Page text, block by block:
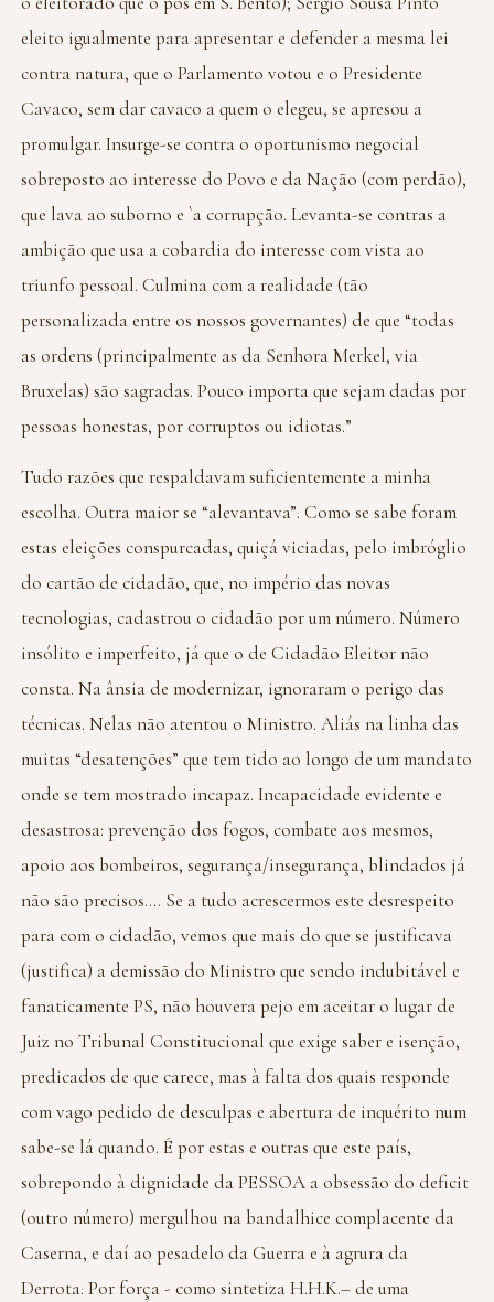
eleito igualmente para apresentar e defender a mesma lei
contra natura, que o Parlamento votou e o Presidente
Cavaco, sem dar cavaco a quem o elegeu, se apresou a
promulgar. Insurge-se contra o oportunismo negocial
sobreposto ao interesse do Povo e da Nação (com perdão),
que lava ao suborno e `a corrupção. Levanta-se contras a
ambição que usa a cobardia do interesse com vista ao
triunfo pessoal. Culmina com a realidade (tão
personalizada entre os nossos governantes) de que “todas
as ordens (principalmente as da Senhora Merkel, via
Bruxelas) são sagradas. Pouco importa que sejam dadas por
pessoas honestas, por corruptos ou idiotas.”
Tudo razões que respaldavam suficientemente a minha
escolha. Outra maior se “alevantava”. Como se sabe foram
estas eleições conspurcadas, quiçá viciadas, pelo imbróglio
do cartão de cidadão, que, no império das novas
tecnologias, cadastrou o cidadão por um número. Número
insólito e imperfeito, já que o de Cidadão Eleitor não
consta. Na ânsia de modernizar, ignoraram o perigo das
técnicas. Nelas não atentou o Ministro. Aliás na linha das
muitas “desatenções” que tem tido ao longo de um mandato
onde se tem mostrado incapaz. Incapacidade evidente e
desastrosa: prevenção dos fogos, combate aos mesmos,
apoio aos bombeiros, segurança/insegurança, blindados já
não são precisos…. Se a tudo acrescermos este desrespeito
para com o cidadão, vemos que mais do que se justificava
(justifica) a demissão do Ministro que sendo indubitável e
fanaticamente PS, não houvera pejo em aceitar o lugar de
Juiz no Tribunal Constitucional que exige saber e isenção,
predicados de que carece, mas à falta dos quais responde
com vago pedido de desculpas e abertura de inquérito num
sabe-se lá quando. É por estas e outras que este país,
sobrepondo à dignidade da PESSOA a obsessão do deficit
(outro número) mergulhou na bandalhice complacente da
Caserna, e daí ao pesadelo da Guerra e à agrura da
Derrota. Por força - como sintetiza H.H.K.– de uma